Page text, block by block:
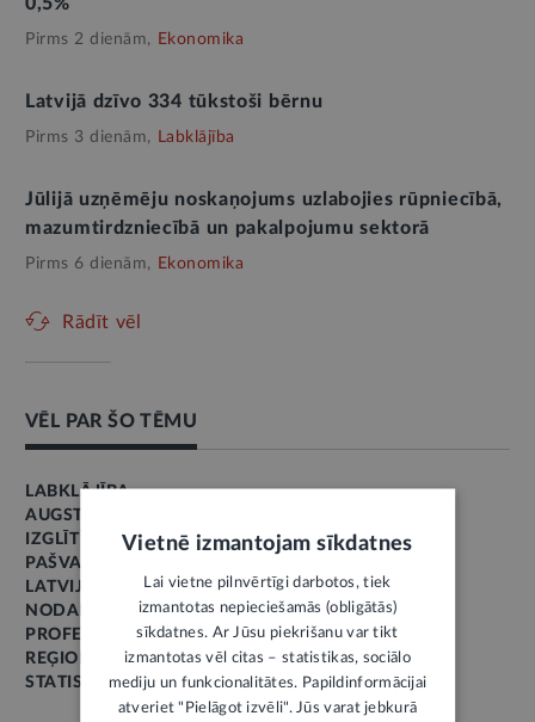
Pirms 2 dienām, Ekonomika
Latvijā dzīvo 334 tūkstoši bērnu
Pirms 3 dienām, Labklājība
Jūlijā uzņēmēju noskaņojums uzlabojies rūpniecībā,
mazumtirdzniecībā un pakalpojumu sektorā
Pirms 6 dienām, Ekonomika
Rādīt vēl
VĒL PAR ŠO TĒMU
LABKLĀJĪBA
AUGSTĀKĀ IZGLĪTĪBA
IZGLĪTĪBA
PAŠVALDĪBAS
LATVIJA SKAITĻOS
NODARBINĀTĪBA
PROFESIONĀLĀ IZGLĪTĪBA
REĢIONU ATTĪSTĪBA
STATISTIKA
Vietnē izmantojam sīkdatnes
Lai vietne pilnvērtīgi darbotos, tiek
izmantotas nepieciešamās (obligātās)
sīkdatnes. Ar Jūsu piekrišanu var tikt
izmantotas vēl citas – statistikas, sociālo
mediju un funkcionalitātes. Papildinformācijai
atveriet "Pielāgot izvēli". Jūs varat jebkurā